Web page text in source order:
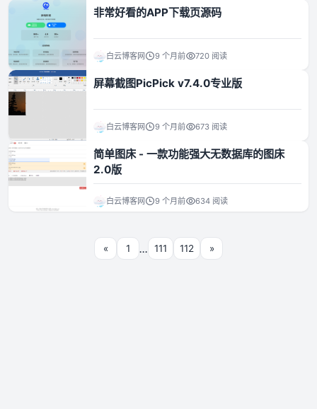
非常好看的APP下载页源码
白云博客网 9 个月前 720 阅读
屏幕截图PicPick v7.4.0专业版
白云博客网 9 个月前 673 阅读
简单图床 - 一款功能强大无数据库的图床
2.0版
白云博客网 9 个月前 634 阅读
« 1 ... 111 112 »